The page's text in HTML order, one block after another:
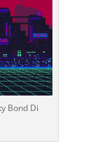
Bond Di